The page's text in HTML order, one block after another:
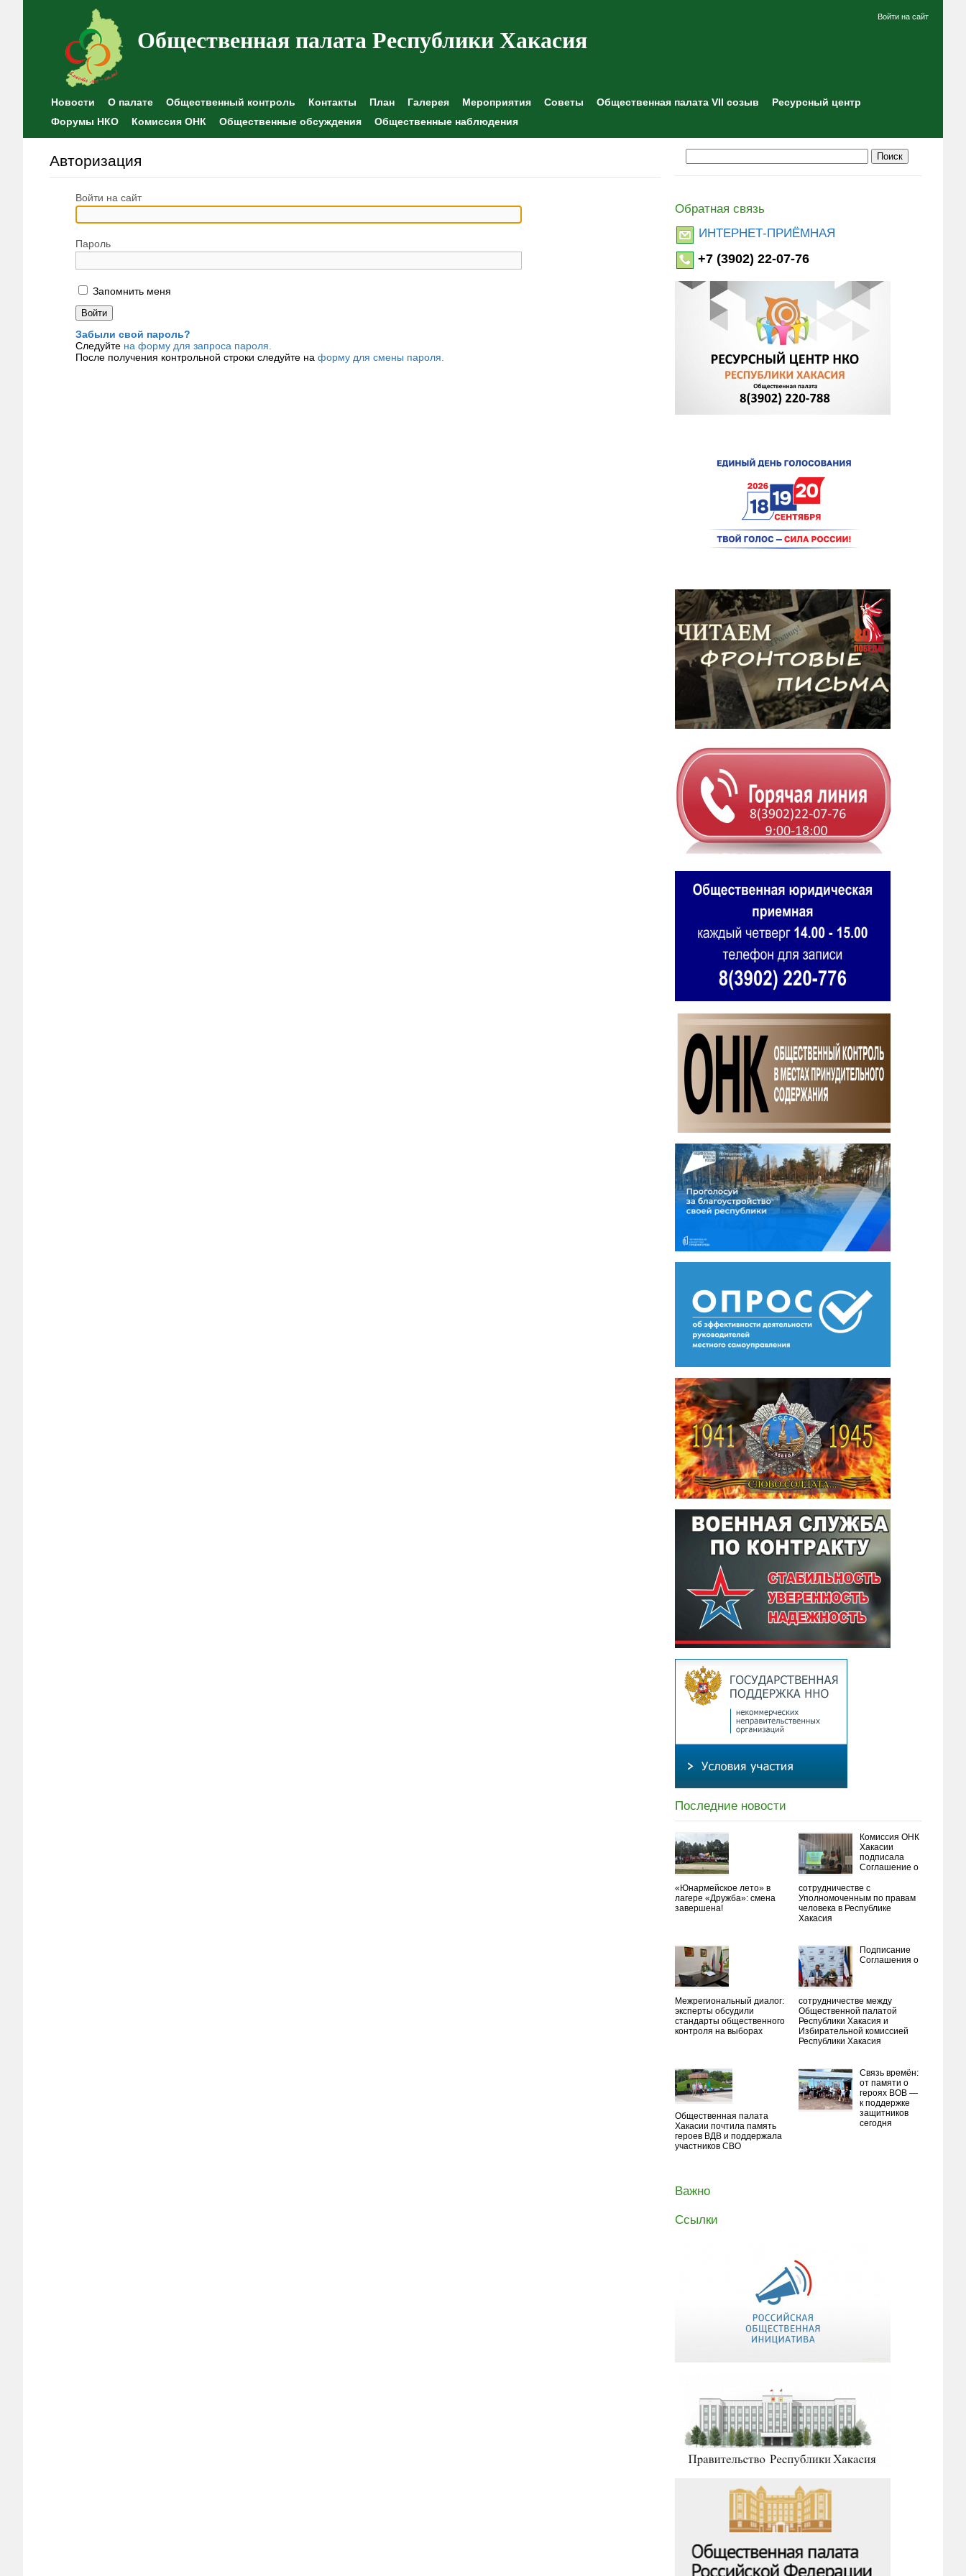
Общественная палата Республики Хакасия
Войти на сайт
Новости О палате Общественный контроль Контакты План Галерея Мероприятия Советы Общественная палата VII созыв
Ресурсный центр
Форумы НКО
Комиссия ОНК Общественные обсуждения Общественные наблюдения
Авторизация
Войти на сайт
Пароль
Запомнить меня
Забыли свой пароль?
Следуйте на форму для запроса пароля.
После получения контрольной строки следуйте на форму для смены пароля.
Обратная связь
ИНТЕРНЕТ-ПРИЁМНАЯ
+7 (3902) 22-07-76
Последние новости
«Юнармейское лето» в
лагере «Дружба»: смена
завершена!
Комиссия ОНК
Хакасии
подписала
Соглашение о
сотрудничестве с
Уполномоченным по правам
человека в Республике
Хакасия
Межрегиональный диалог:
эксперты обсудили
стандарты общественного
контроля на выборах
Подписание
Соглашения о
сотрудничестве между
Общественной палатой
Республики Хакасия и
Избирательной комиссией
Республики Хакасия
Общественная палата
Хакасии почтила память
героев ВДВ и поддержала
участников СВО
Связь времён:
от памяти о
героях ВОВ —
к поддержке
защитников
сегодня
Важно
Ссылки